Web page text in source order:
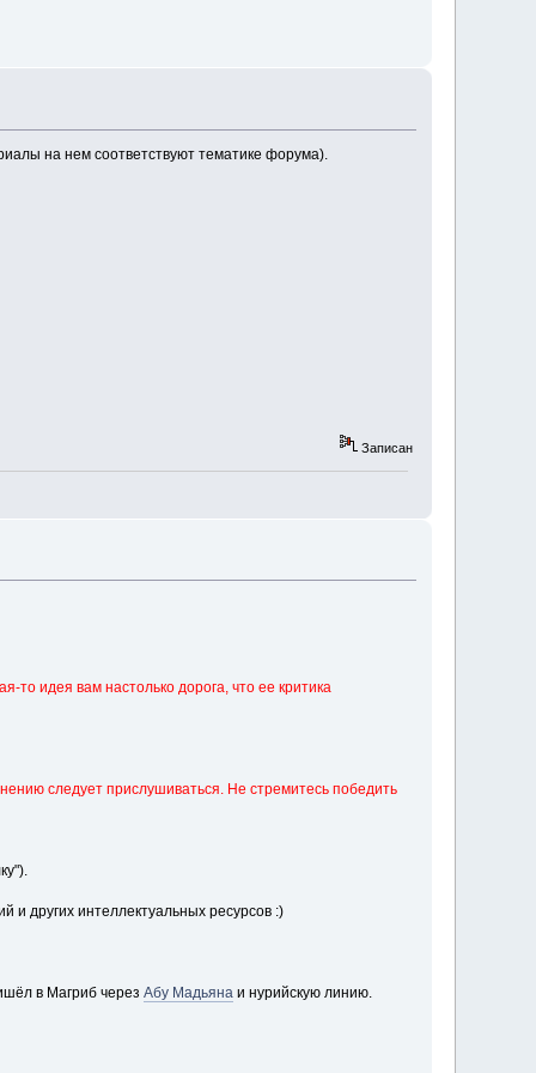
на нем соответствуют тематике форума).
Записан
то идея вам настолько дорога, что ее критика
следует прислушиваться. Не стремитесь победить
.
и других интеллектуальных ресурсов :)
в Магриб через Абу Мадьяна и нурийскую линию.